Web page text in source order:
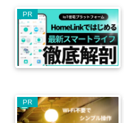
PR
PR